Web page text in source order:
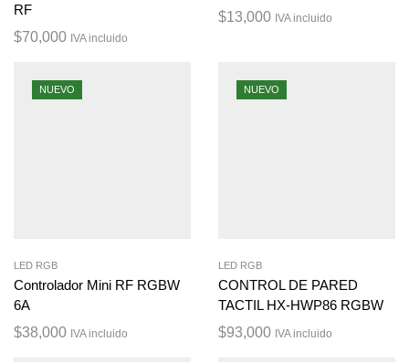
RF
$70,000 IVA incluido
$13,000 IVA incluido
NUEVO
LED RGB
Controlador Mini RF RGBW
6A
$38,000 IVA incluido
NUEVO
LED RGB
CONTROL DE PARED
TACTIL HX-HWP86 RGBW
$93,000 IVA incluido